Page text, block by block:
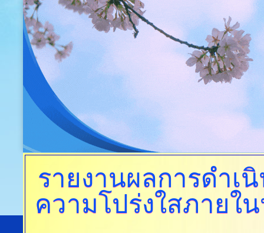
รายงานผลการดำเ
ความโปร่งใสภายใ